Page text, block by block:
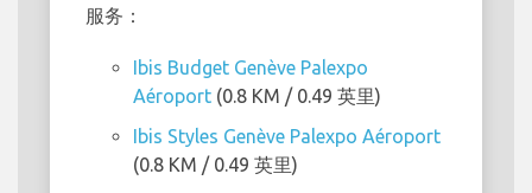
服务：
Ibis Budget Genève Palexpo
Aéroport (0.8 KM / 0.49 英里)
Ibis Styles Genève Palexpo Aéroport
(0.8 KM / 0.49 英里)